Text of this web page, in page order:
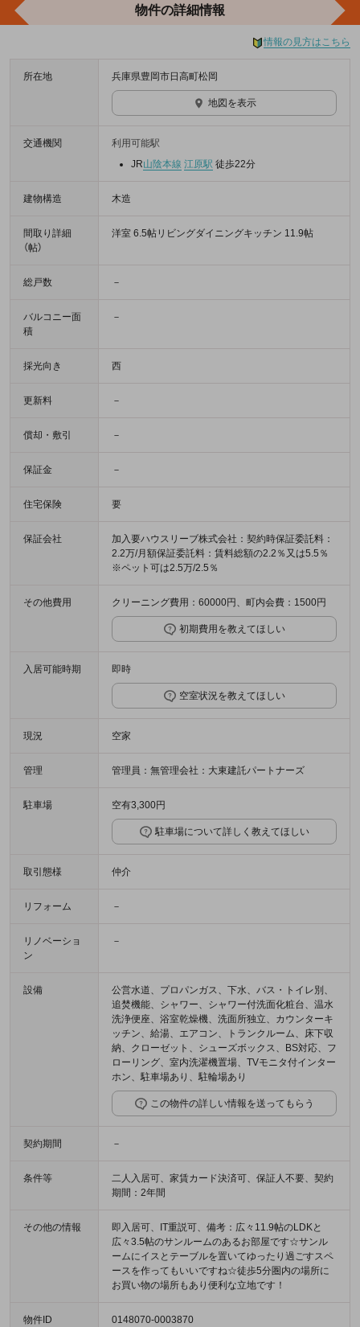
物件の詳細情報
情報の見方はこちら
所在地 兵庫県豊岡市日高町松岡
地図を表示
交通機関
利用可能駅
JR山陰本線 江原駅 徒歩22分
建物構造 木造
間取り詳細
（帖）
洋室 6.5帖リビングダイニングキッチン 11.9帖
総戸数 －
バルコニー面
積
－
採光向き 西
更新料 －
償却・敷引 －
保証金 －
住宅保険 要
保証会社
加入要ハウスリーブ株式会社：契約時保証委託料：
2.2万/月額保証委託料：賃料総額の2.2％又は5.5％
※ペット可は2.5万/2.5％
その他費用 クリーニング費用：60000円、町内会費：1500円
初期費用を教えてほしい
入居可能時期 即時
空室状況を教えてほしい
現況 空家
管理 管理員：無管理会社：大東建託パートナーズ
駐車場 空有3,300円
駐車場について詳しく教えてほしい
取引態様 仲介
リフォーム －
リノベーショ
ン
－
設備
公営水道、プロパンガス、下水、バス・トイレ別、
追焚機能、シャワー、シャワー付洗面化粧台、温水
洗浄便座、浴室乾燥機、洗面所独立、カウンターキ
ッチン、給湯、エアコン、トランクルーム、床下収
納、クローゼット、シューズボックス、BS対応、フ
ローリング、室内洗濯機置場、TVモニタ付インター
ホン、駐車場あり、駐輪場あり
この物件の詳しい情報を送ってもらう
契約期間 －
条件等
二人入居可、家賃カード決済可、保証人不要、契約
期間：2年間
その他の情報
即入居可、IT重説可、備考：広々11.9帖のLDKと
広々3.5帖のサンルームのあるお部屋です☆サンル
ームにイスとテーブルを置いてゆったり過ごすスペ
ースを作ってもいいですね☆徒歩5分圏内の場所に
お買い物の場所もあり便利な立地です！
物件ID 0148070-0003870